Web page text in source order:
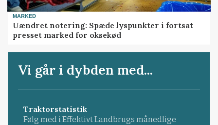
MARKED
Uændret notering: Spæde lyspunkter i fortsat
presset marked for oksekød
Vi går i dybden med...
Traktorstatistik
Følg med i Effektivt Landbrugs månedlige